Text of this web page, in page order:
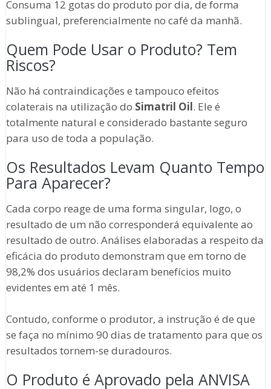
Consuma 12 gotas do produto por dia, de forma
sublingual, preferencialmente no café da manhã.
Quem Pode Usar o Produto? Tem
Riscos?
Não há contraindicações e tampouco efeitos
colaterais na utilização do Simatril Oil. Ele é
totalmente natural e considerado bastante seguro
para uso de toda a população.
Os Resultados Levam Quanto Tempo
Para Aparecer?
Cada corpo reage de uma forma singular, logo, o
resultado de um não corresponderá equivalente ao
resultado de outro. Análises elaboradas a respeito da
eficácia do produto demonstram que em torno de
98,2% dos usuários declaram benefícios muito
evidentes em até 1 mês.
Contudo, conforme o produtor, a instrução é de que
se faça no mínimo 90 dias de tratamento para que os
resultados tornem-se duradouros.
O Produto é Aprovado pela ANVISA